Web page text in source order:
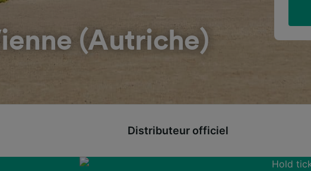
(Autriche)
Distributeur officiel